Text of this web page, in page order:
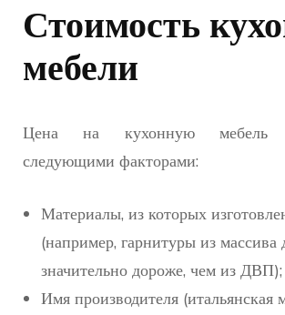
Стоимость
мебели
Цена на кухонную мебель
следующими факторами:
Материалы, из которых
(например, гарнитуры из массива
значительно дороже, чем из ДВП);
Имя производителя (итальянская